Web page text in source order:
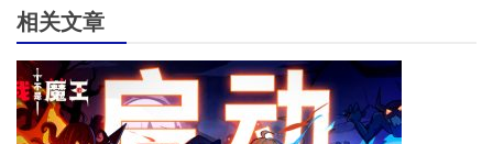
相关文章